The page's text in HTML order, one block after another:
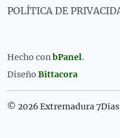
POLÍTICA DE
Hecho conbPanel.
Diseño Bittacora
© 2026 Extremadura